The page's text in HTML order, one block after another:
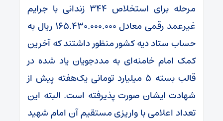
مرحله برای استخلاص ۳۴۴ زندانی با جرایم
غیرعمد رقمی معادل ۱۶۵.۴۳۰.۰۰۰.۰۰۰ ریال به
حساب ستاد دیه کشور منظور داشتند که آخرین
کمک امام خامنه‌ای به مددجویان یاد شده در
قالب بسته ۵ میلیارد تومانی یک‌هفته پیش از
شهادت ایشان صورت پذیرفته است. البته این
تعداد اعلامی با واریزی مستقیم آن امام شهید